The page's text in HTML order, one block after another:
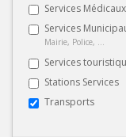
Services Médicaux
Services
Mairie, Police, ...
Services
Stations Services
Transports